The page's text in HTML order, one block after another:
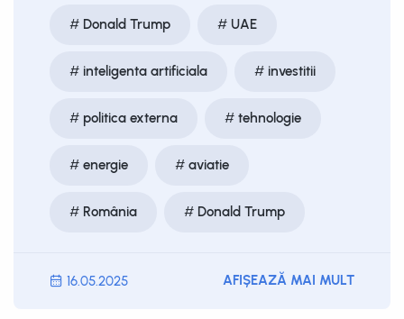
Donald Trump UAE
inteligenta artificiala investitii
politica externa tehnologie
energie aviatie
România Donald Trump
16.05.2025 AFIȘEAZĂ MAI MULT